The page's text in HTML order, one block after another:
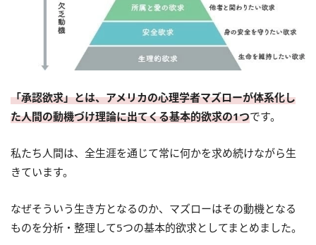
「承認欲求」とは、アメリカの心理学者マズローが体系化し
た人間の動機づけ理論に出てくる基本的欲求の1つです。
私たち人間は、全生涯を通じて常に何かを求め続けながら生
きています。
なぜそういう生き方となるのか、マズローはその動機となる
ものを分析・整理して5つの基本的欲求としてまとめました。